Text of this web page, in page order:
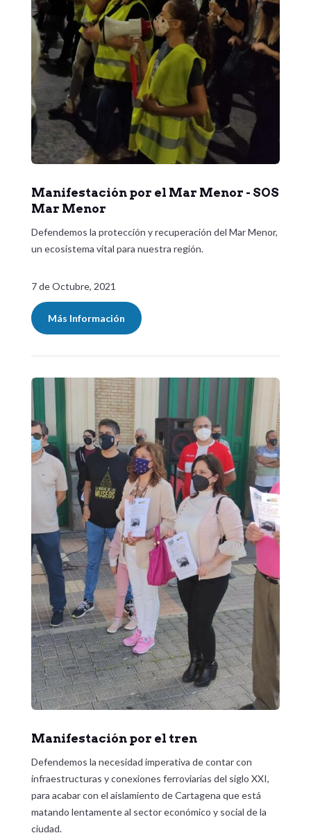
Manifestación por el Mar Menor - SOS
Mar Menor
Defendemos la protección y recuperación del Mar Menor,
un ecosistema vital para nuestra región.
7 de Octubre, 2021
Más Información
Manifestación por el tren
Defendemos la necesidad imperativa de contar con
infraestructuras y conexiones ferroviarias del siglo XXI,
para acabar con el aislamiento de Cartagena que está
matando lentamente al sector económico y social de la
ciudad.